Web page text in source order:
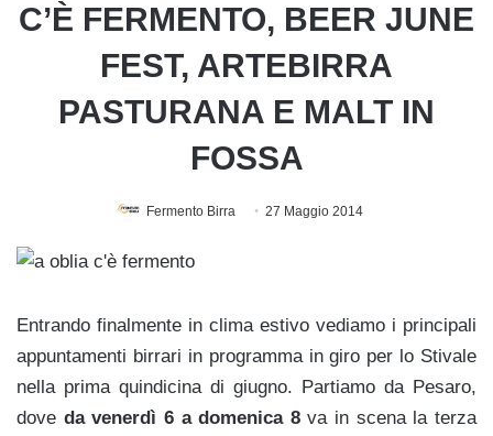
C’È FERMENTO, BEER JUNE
FEST, ARTEBIRRA
PASTURANA E MALT IN
FOSSA
Fermento Birra 27 Maggio 2014
Entrando finalmente in clima estivo vediamo i principali
appuntamenti birrari in programma in giro per lo Stivale
nella prima quindicina di giugno. Partiamo da Pesaro,
dove da venerdì 6 a domenica 8va in scena la terza